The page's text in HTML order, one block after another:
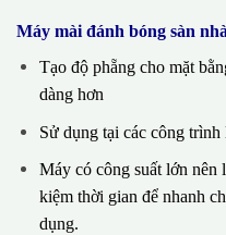
Máy mài đánh bóng sàn nhà
Tạo độ phẵng cho mặt
dàng hơn
Sử dụng tại các công
Máy có công suất lớn nên
kiệm thời gian để nhanh
dụng.